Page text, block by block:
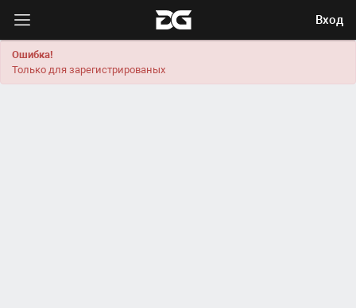
Вход
Ошибка!
Только для зарегистрированых